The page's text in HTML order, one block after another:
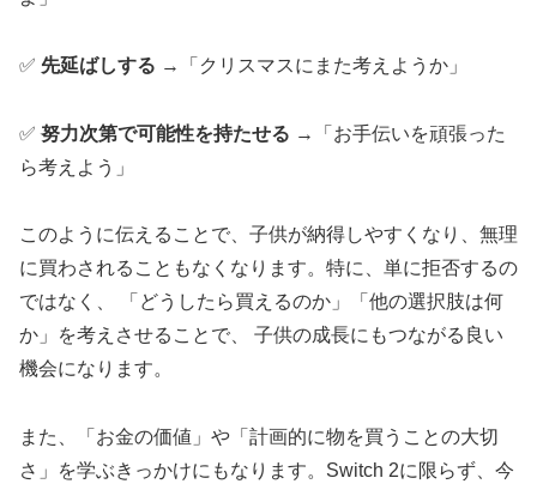
✅ 先延ばしする →「クリスマスにまた考えようか」
✅努力次第で可能性を持たせる →「お手伝いを頑張った
ら考えよう」
このように伝えることで、子供が納得しやすくなり、無理
に買わされることもなくなります。特に、単に拒否するの
ではなく、 「どうしたら買えるのか」「他の選択肢は何
か」を考えさせることで、 子供の成長にもつながる良い
機会になります。
また、「お金の価値」や「計画的に物を買うことの大切
さ」を学ぶきっかけにもなります。Switch 2に限らず、今